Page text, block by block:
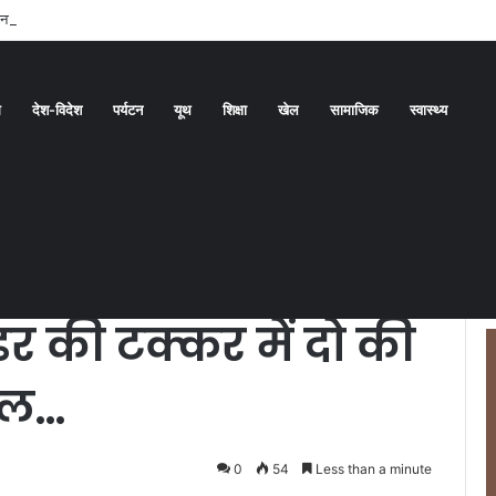
की दिशा में बड़ा कदम
देश-विदेश पर्यटन यूथ शिक्षा खेल सामाजिक स्वास्थ्य
लोडर की टक्कर में दो की मौत, दर्जनभर घायल…
की टक्कर में दो की
0 54 Less than a minute